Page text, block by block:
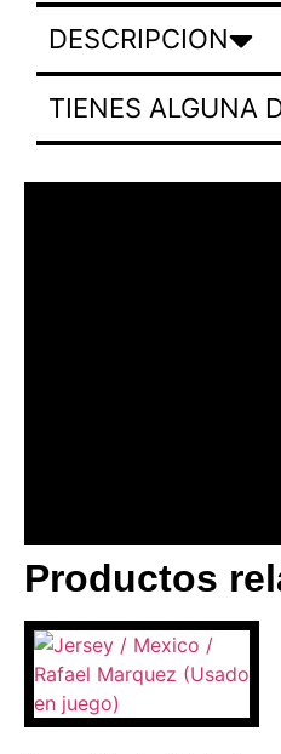
DESCRIPCION
TIENES ALGUNA
Click
Productos